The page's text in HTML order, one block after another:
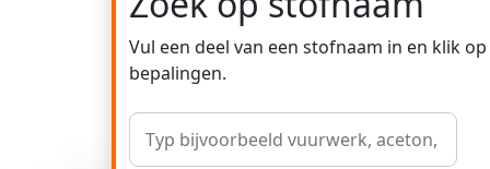
Vul een deel van een stofnaam in en klik
bepalingen.